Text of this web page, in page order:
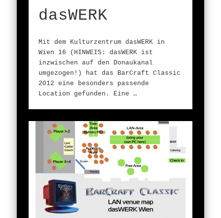
dasWERK
Mit dem Kulturzentrum dasWERK in
Wien 16 (HINWEIS: dasWERK ist
inzwischen auf den Donaukanal
umgezogen!) hat das BarCraft Classic
2012 eine besonders passende
Location gefunden. Eine …